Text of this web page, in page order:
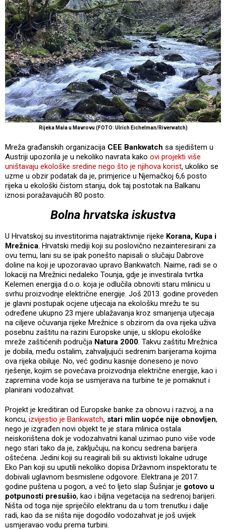
Rijeka Mala u Mavrovu (FOTO: Ulrich Eichelman/Riverwatch)
Mreža građanskih organizacija CEE Bankwatch sa sjedištem u
Austriji upozorila je u nekoliko navrata kako ovi projekti više
uništavaju ekološke sredine nego što je njihova korist, ukoliko se
uzme u obzir podatak da je, primjerice u Njemačkoj 6,6 posto
rijeka u ekološki čistom stanju, dok taj postotak na Balkanu
iznosi poražavajućih 80 posto.
Bolna hrvatska iskustva
U Hrvatskoj su investitorima najatraktivnije rijeke Korana, Kupa i
Mrežnica. Hrvatski mediji koji su poslovično nezainteresirani za
ovu temu, lani su se ipak ponešto napisali o slučaju Dabrove
doline na koji je upozoravao upravo Bankwatch. Naime, radi se o
lokaciji na Mrežnici nedaleko Tounja, gdje je investirala tvrtka
Kelemen energija d.o.o. koja je odlučila obnoviti staru mlinicu u
svrhu proizvodnje električne energije. Još 2013. godine proveden
je glavni postupak ocjene utjecaja na ekološku mrežu te su
određene ukupno 23 mjere ublažavanja kroz smanjenja utjecaja
na ciljeve očuvanja rijeke Mrežnice s obzirom da ova rijeka uživa
posebnu zaštitu na razini Europske unije, u sklopu ekološke
mreže zaštićenih područja Natura 2000. Takvu zaštitu Mrežnica
je dobila, među ostalim, zahvaljujući sedrenim barijerama kojima
ova rijeka obiluje. No, već godinu kasnije doneseno je novo
rješenje, kojim se povećava proizvodnja električne energije, kao i
zapremina vode koja se usmjerava na turbine te je pomaknut i
planirani vodozahvat.
Projekt je kreditiran od Europske banke za obnovu i razvoj, a na
koncu, izvijestio je Bankwatch, stari mlin uopće nije obnovljen,
nego je izgrađen novi objekt te je stara mlinica ostala
neiskorištena dok je vodozahvatni kanal uzimao puno više vode
nego stari tako da je, zaključuju, na koncu sedrena barijera
oštećena. Jedini koji su reagirali bili su aktivisti lokalne udruge
Eko Pan koji su uputili nekoliko dopisa Državnom inspektoratu te
dobivali uglavnom besmislene odgovore. Elektrana je 2017.
godine puštena u pogon, a već to ljeto slap Šušnjar je gotovo u
potpunosti presušio, kao i biljna vegetacija na sedrenoj barijeri.
Ništa od toga nije spriječilo elektranu da u tom trenutku i dalje
radi, kao da se ništa nije dogodilo vodozahvat je još uvijek
usmjeravao vodu prema turbini.